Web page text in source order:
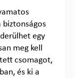
egy
meg kell
csomagot,
és ki a